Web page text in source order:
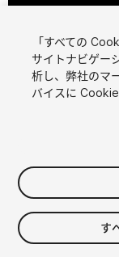
$274.99
消費税は決済時に計
「すべての
サイトナビゲー
析し、弊社のマ
バイスに
す